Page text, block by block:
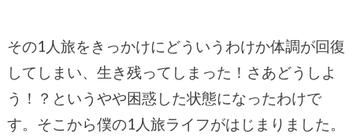
その1人旅をきっかけにどういうわけか体調が回復
してしまい、生き残ってしまった！さあどうしよ
う！？というやや困惑した状態になったわけで
す。そこから僕の1人旅ライフがはじまりました。